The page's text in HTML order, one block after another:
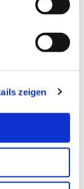
zeigen